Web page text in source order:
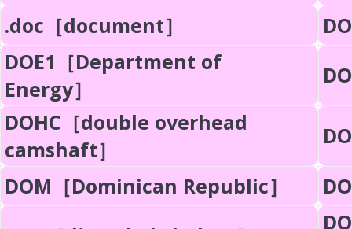
.doc［document］
DOE1［Department of
Energy］
DOHC［double overhead
camshaft］
DOM［Dominican Republic］